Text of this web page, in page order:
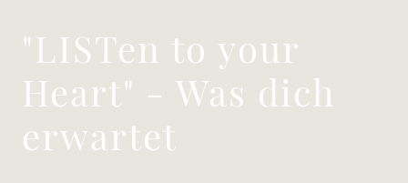
"LISTen to your
Heart" - Was dich
erwartet